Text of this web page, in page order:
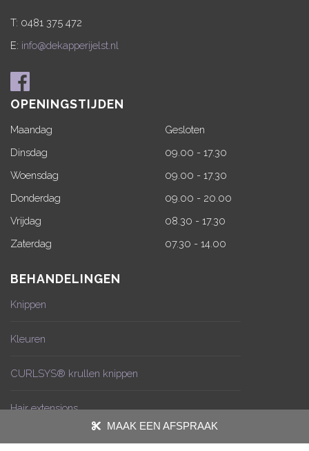
MAAK EEN AFSPRAAK
T: 0481 375 472
E: info@dekapperijelst.nl
OPENINGSTIJDEN
Maandag
Dinsdag
Woensdag
Donderdag
Vrijdag
Zaterdag
Gesloten
09.00 - 17.30
09.00 - 17.30
09.00 - 20.00
08.30 - 17.30
07.30 - 14.00
BEHANDELINGEN
Knippen
Kleuren
CURLSYS® krullen knippen
Hair extensions
Wasmassage